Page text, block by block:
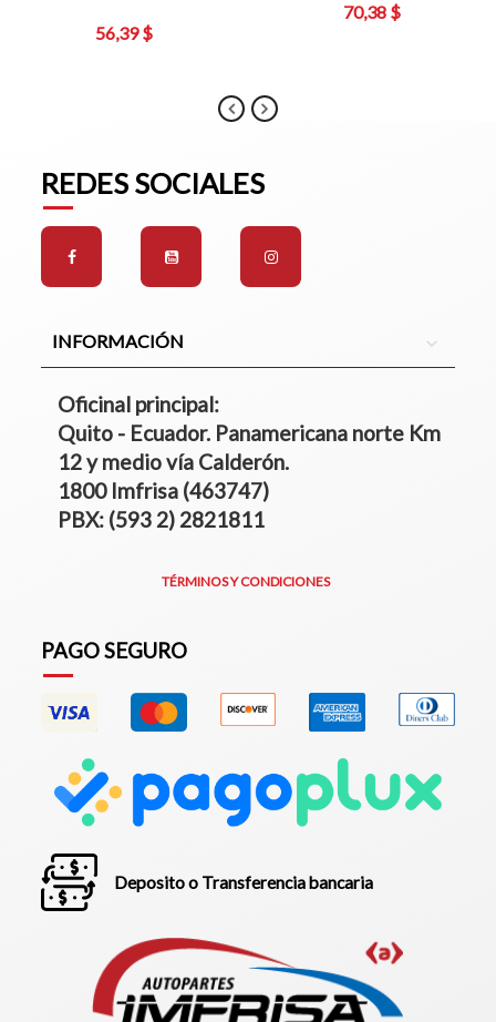
56,39 $
70,38 $
REDES SOCIALES
INFORMACIÓN expand_more
Oficinal principal:
Quito - Ecuador. Panamericana norte Km
12 y medio vía Calderón.
1800 Imfrisa (463747)
PBX: (593 2) 2821811
PAGO SEGURO
Deposito o Transferencia bancaria
TÉRMINOS Y CONDICIONES